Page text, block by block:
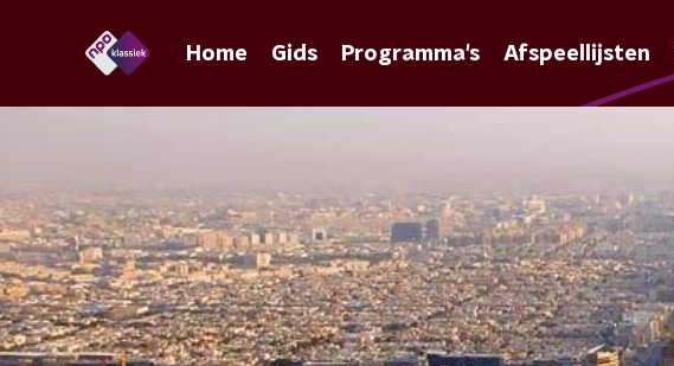
Home Gids Programma's Afspeellijsten